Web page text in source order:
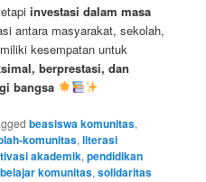
investasi dalam masa
antara masyarakat, sekolah,
kesempatan untuk
berprestasi, dan
bangsa
beasiswa komunitas,
komunitas,literasi
akademik,pendidikan
komunitas,solidaritas